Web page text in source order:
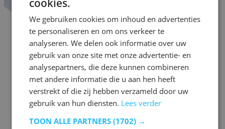
We gebruiken cookies om inhoud en advertenties
te personaliseren en om ons verkeer te
analyseren. We delen ook informatie over uw
gebruik van onze site met onze advertentie- en
analysepartners, die deze kunnen combineren
met andere informatie die u aan hen heeft
verstrekt of die zij hebben verzameld door uw
gebruik van hun diensten. Lees verder
TOON ALLE PARTNERS (1702) →